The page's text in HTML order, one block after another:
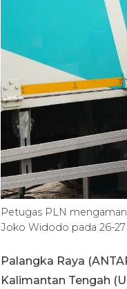
Petugas PLN
Joko Widodo pada 26-
Palangka Raya
Kalimantan Tengah